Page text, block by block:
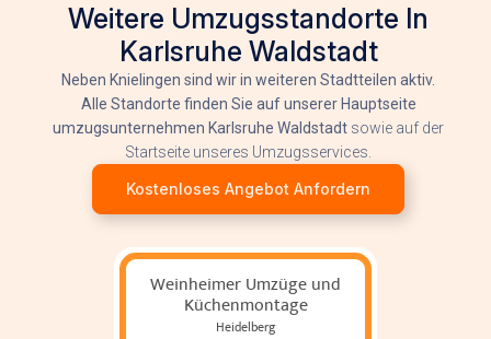
Weitere Umzugsstandorte In
Karlsruhe Waldstadt
Neben Knielingen sind wir in weiteren Stadtteilen aktiv.
Alle Standorte finden Sie auf unserer Hauptseite
umzugsunternehmen Karlsruhe Waldstadt sowie auf der
Startseite unseres Umzugsservices.
Kostenloses Angebot Anfordern
Weinheimer Umzüge und
Küchenmontage
Heidelberg